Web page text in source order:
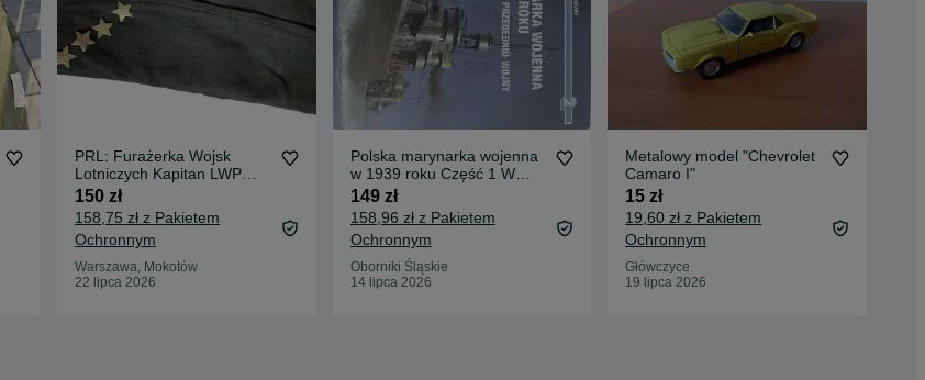
PRL: Furażerka Wojsk
Lotniczych Kapitan LWP
1959 rok
150 zł
158,75 zł z Pakietem
Ochronnym
Warszawa, Mokotów
22 lipca 2026
Polska marynarka wojenna
w 1939 roku Część 1 W
149 zł
158,96 zł z Pakietem
Ochronnym
Oborniki Śląskie
14 lipca 2026
Metalowy model "Chevrolet
Camaro I"
15 zł
19,60 zł z Pakietem
Ochronnym
Główczyce
19 lipca 2026